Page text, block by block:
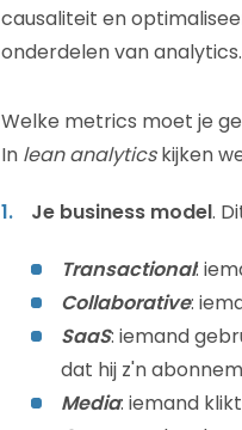
causaliteit en
onderdelen van analytics.
Welke metrics moet je
In lean analyticskijken
Je business model.
Transactional:
Collaborative:
SaaS: iemand
dat hij z'n
Media: iemand